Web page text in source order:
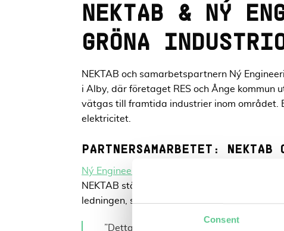
Consent
NEKTAB & NÝ
GRÖNA
NEKTAB och samarbetspartnern Ný
i Alby, där företaget RES och Ånge
vätgas till framtida industrier inom området.
elektricitet.
PARTNERSAMARBETET: NEKTAB
Ný Engineering
är specialister på stål och
NEKTAB står för bland annat
ledningen, som i nuläget handläggs hos
”Detta är verkligen det stora projektet